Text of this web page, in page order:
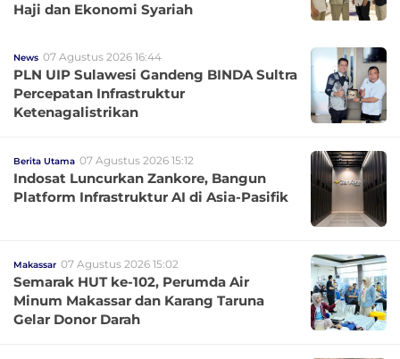
Haji dan Ekonomi Syariah
News 07 Agustus 2026 16:44
PLN UIP Sulawesi Gandeng BINDA Sultra
Percepatan Infrastruktur
Ketenagalistrikan
Berita Utama 07 Agustus 2026 15:12
Indosat Luncurkan Zankore, Bangun
Platform Infrastruktur AI di Asia-Pasifik
Makassar 07 Agustus 2026 15:02
Semarak HUT ke-102, Perumda Air
Minum Makassar dan Karang Taruna
Gelar Donor Darah